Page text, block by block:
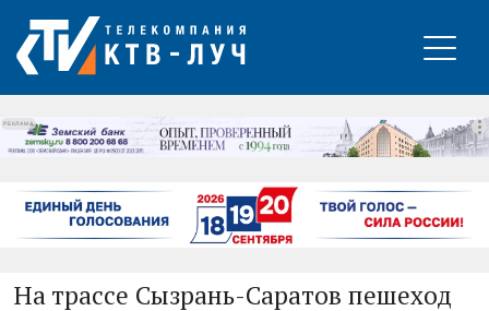
РЕКЛАМА
На трассе Сызрань-Саратов пешеход